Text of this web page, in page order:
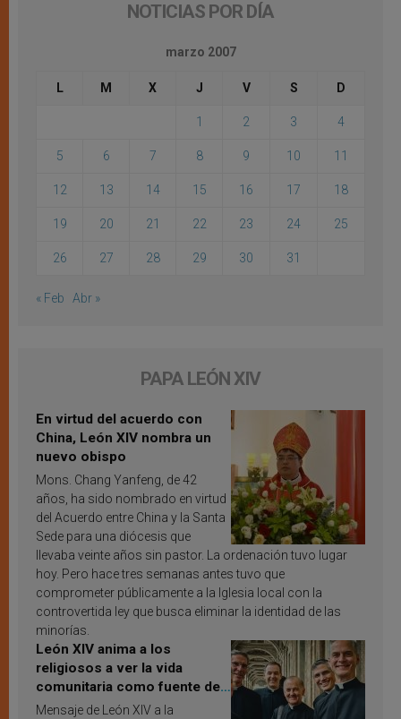
NOTICIAS POR DÍA
marzo 2007
L M X J V S D
1 2 3 4
5 6 7 8 9 10 11
12 13 14 15 16 17 18
19 20 21 22 23 24 25
26 27 28 29 30 31
« Feb Abr »
PAPA LEÓN XIV
En virtud del acuerdo con
China, León XIV nombra un
nuevo obispo
Mons. Chang Yanfeng, de 42
años, ha sido nombrado en virtud
del Acuerdo entre China y la Santa
Sede para una diócesis que
llevaba veinte años sin pastor. La ordenación tuvo lugar
hoy. Pero hace tres semanas antes tuvo que
comprometer públicamente a la Iglesia local con la
controvertida ley que busca eliminar la identidad de las
minorías.
León XIV anima a los
religiosos a ver la vida
comunitaria como fuente de
inspiración y santificación
Mensaje de León XIV a la